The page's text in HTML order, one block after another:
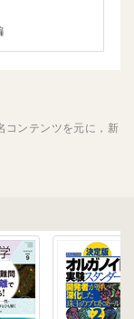
コンテンツを元に，新